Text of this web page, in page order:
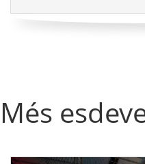
Més